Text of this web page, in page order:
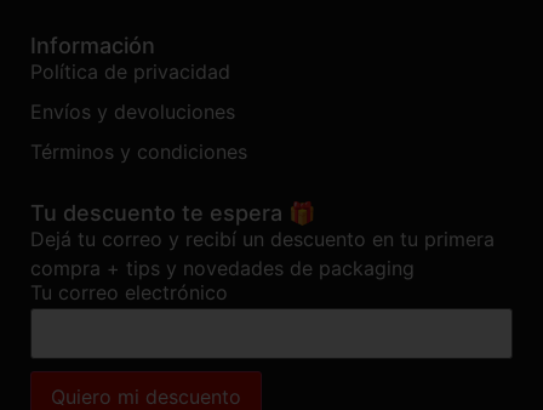
Información
Política de privacidad
Envíos y devoluciones
Términos y condiciones
Tu descuento te espera 🎁
Dejá tu correo y recibí un descuento en tu primera
compra + tips y novedades de packaging
Tu correo electrónico